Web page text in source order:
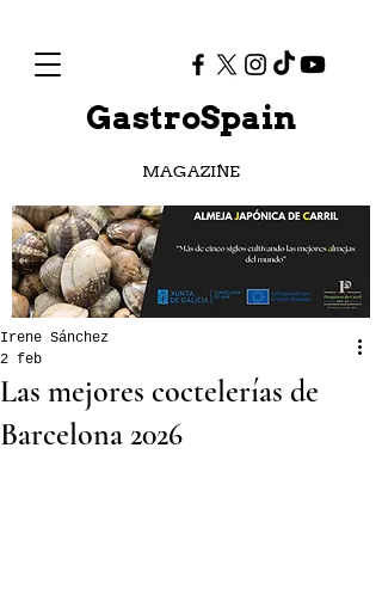
GastroSpain
MAGAZINE
Las mejores coctelerías de
Barcelona 2026
Irene Sánchez
2 feb